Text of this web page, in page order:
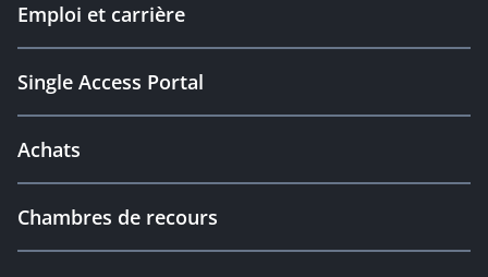
Emploi et carrière
Single Access Portal
Achats
Chambres de recours